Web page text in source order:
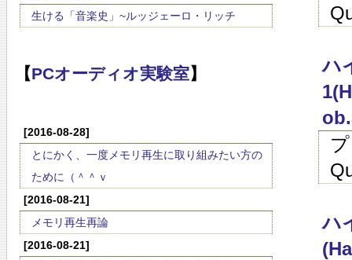
生ける「音楽史」~ルッジェーロ・リッチ
【PCオーディオ実験室】
[2016-08-28]
とにかく、一度メモリ再生に取り組みたい方の
ために（＾＾ｖ
[2016-08-21]
メモリ再生再論
[2016-08-21]
ハ
ハ